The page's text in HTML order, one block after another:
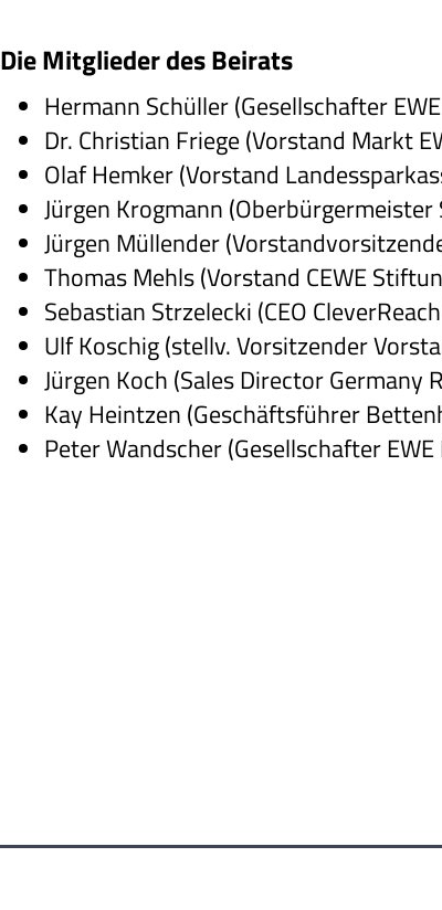
Die Mitglieder des Beirats
Hermann Schüller (Gesellschafter
Dr. Christian Friege (Vorstand Markt
Olaf Hemker (Vorstand
Jürgen Krogmann
Jürgen Müllender
Thomas Mehls (Vorstand CEWE
Sebastian Strzelecki (CEO
Ulf Koschig (stellv. Vorsitzender
Jürgen Koch (Sales Director Germany
Kay Heintzen (Geschäftsführer
Peter Wandscher (Gesellschafter